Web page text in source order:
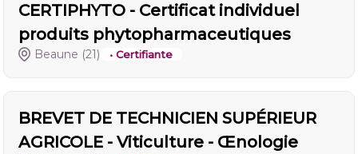
CERTIPHYTO - Certificat individuel
produits phytopharmaceutiques
Beaune (21) • Certifiante
BREVET DE TECHNICIEN SUPÉRIEUR
AGRICOLE - Viticulture - Œnologie